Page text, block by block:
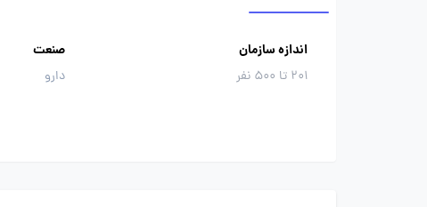
اندازه سازمان
201 تا 500 نفر
صنعت
دارو